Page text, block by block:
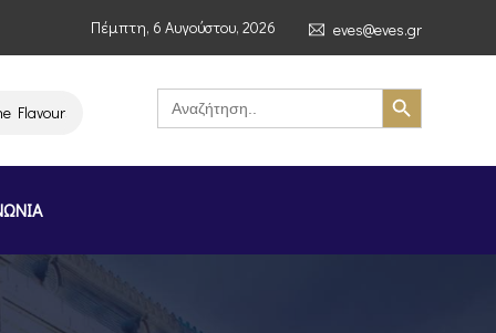
Πέμπτη, 6 Αυγούστου, 2026 eves@eves.gr
of Greece Stockholm Greek Month» (4–7/11/2026, Στοκχόλμη)
Search
for:
Search Button